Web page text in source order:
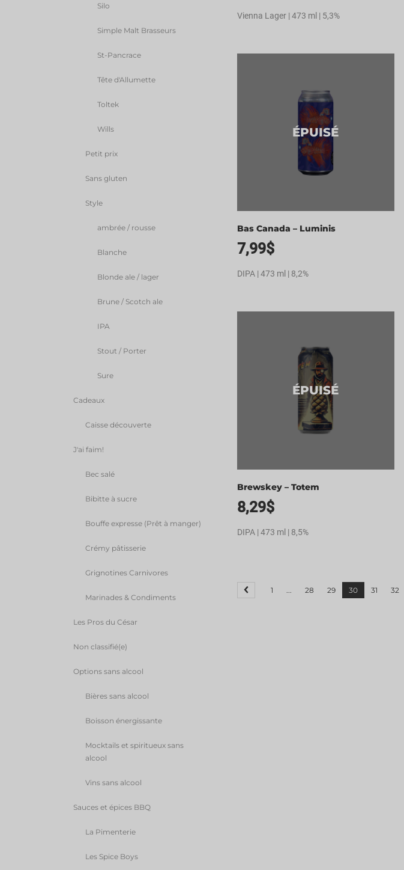
Silo
Simple Malt Brasseurs
St-Pancrace
Tête d'Allumette
Toltek
Wills
Petit prix
Sans gluten
Style
ambrée / rousse
Blanche
Blonde ale / lager
Brune / Scotch ale
IPA
Stout / Porter
Sure
Cadeaux
Caisse découverte
J'ai faim!
Bec salé
Bibitte à sucre
Bouffe expresse (Prêt à manger)
Crémy pâtisserie
Grignotines Carnivores
Marinades & Condiments
Les Pros du César
Non classifié(e)
Options sans alcool
Bières sans alcool
Boisson énergissante
Mocktails et spiritueux sans
alcool
Vins sans alcool
Sauces et épices BBQ
La Pimenterie
Les Spice Boys
Vienna Lager | 473 ml | 5,3%
ÉPUISÉ
Bas Canada – Luminis
7,99$
DIPA | 473 ml | 8,2%
ÉPUISÉ
Brewskey – Totem
8,29$
DIPA | 473 ml | 8,5%
1 28 29 30 31 32